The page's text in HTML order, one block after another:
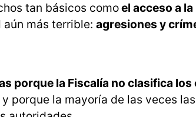
tan básicos comoel acceso a
más terrible: agresiones y
porque la Fiscalía no clasifica
porque la mayoría de las veces